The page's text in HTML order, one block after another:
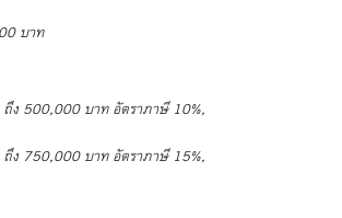
บาท
ง 500,000 บาท อัตราภาษี 10%,
ง 750,000 บาท อัตราภาษี 15%,